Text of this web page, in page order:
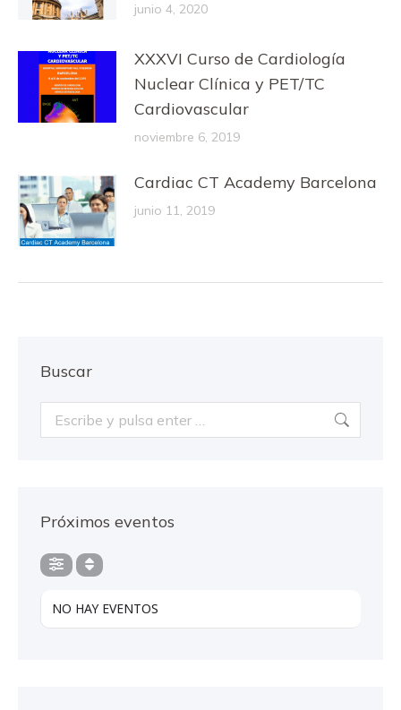
junio 4, 2020
XXXVI Curso de Cardiología
Nuclear Clínica y PET/TC
Cardiovascular
noviembre 6, 2019
Cardiac CT Academy Barcelona
junio 11, 2019
Buscar
Buscar:
Próximos eventos
NO HAY EVENTOS